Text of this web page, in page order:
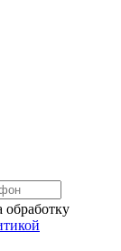
обработку